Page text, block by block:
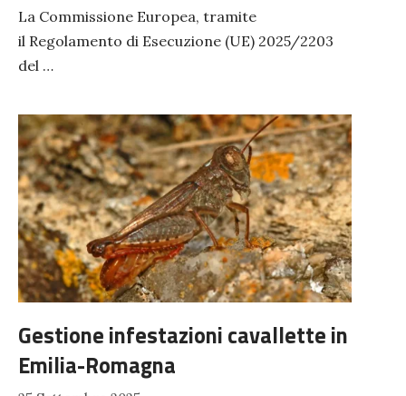
La Commissione Europea, tramite
il Regolamento di Esecuzione (UE) 2025/2203
del …
Gestione infestazioni cavallette in
Emilia-Romagna